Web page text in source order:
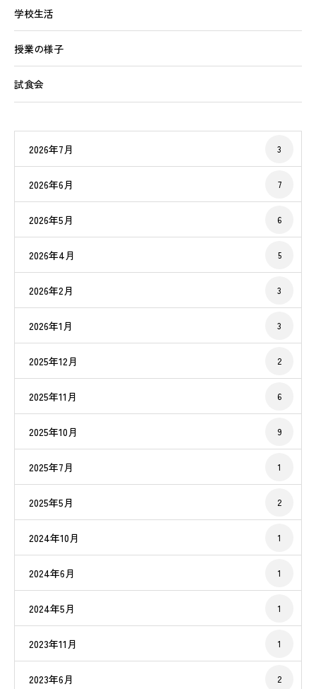
学校生活
授業の様子
試食会
2026年7月 3
2026年6月 7
2026年5月 6
2026年4月 5
2026年2月 3
2026年1月 3
2025年12月 2
2025年11月 6
2025年10月 9
2025年7月 1
2025年5月 2
2024年10月 1
2024年6月 1
2024年5月 1
2023年11月 1
2023年6月 2